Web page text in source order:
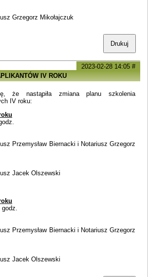
Grzegorz Mikołajczuk
Drukuj
2023-02-28 14:05 #
IV ROKU
że nastąpiła zmiana planu szkolenia
IV roku:
Przemysław Biernacki i Notariusz Grzegorz
Jacek Olszewski
godz.
Przemysław Biernacki i Notariusz Grzegorz
Jacek Olszewski